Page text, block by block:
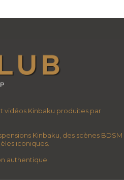
vidéos Kinbaku produites par
Kinbaku, des scènes BDSM
iconiques.
authentique.